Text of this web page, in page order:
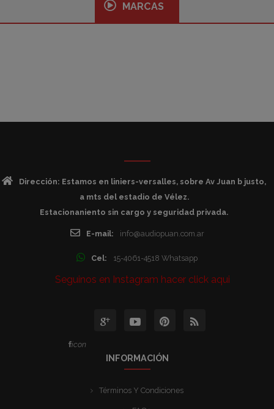
MARCAS
Dirección: Estamos en liniers-versalles, sobre Av Juan b justo,
a mts del estadio de Vélez.
Estacionaniento sin cargo y seguridad privada.
E-mail: info@audiopuan.com.ar
Cel: 15-4061-4518 Whatsapp
Seguinos en Instagram hacer click aqui
icon
INFORMACIÓN
Términos Y Condiciones